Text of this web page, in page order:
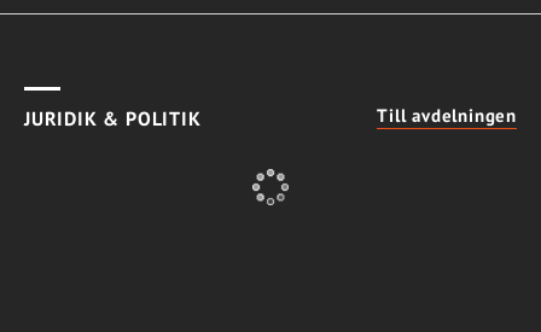
JURIDIK & POLITIK Till avdelningen